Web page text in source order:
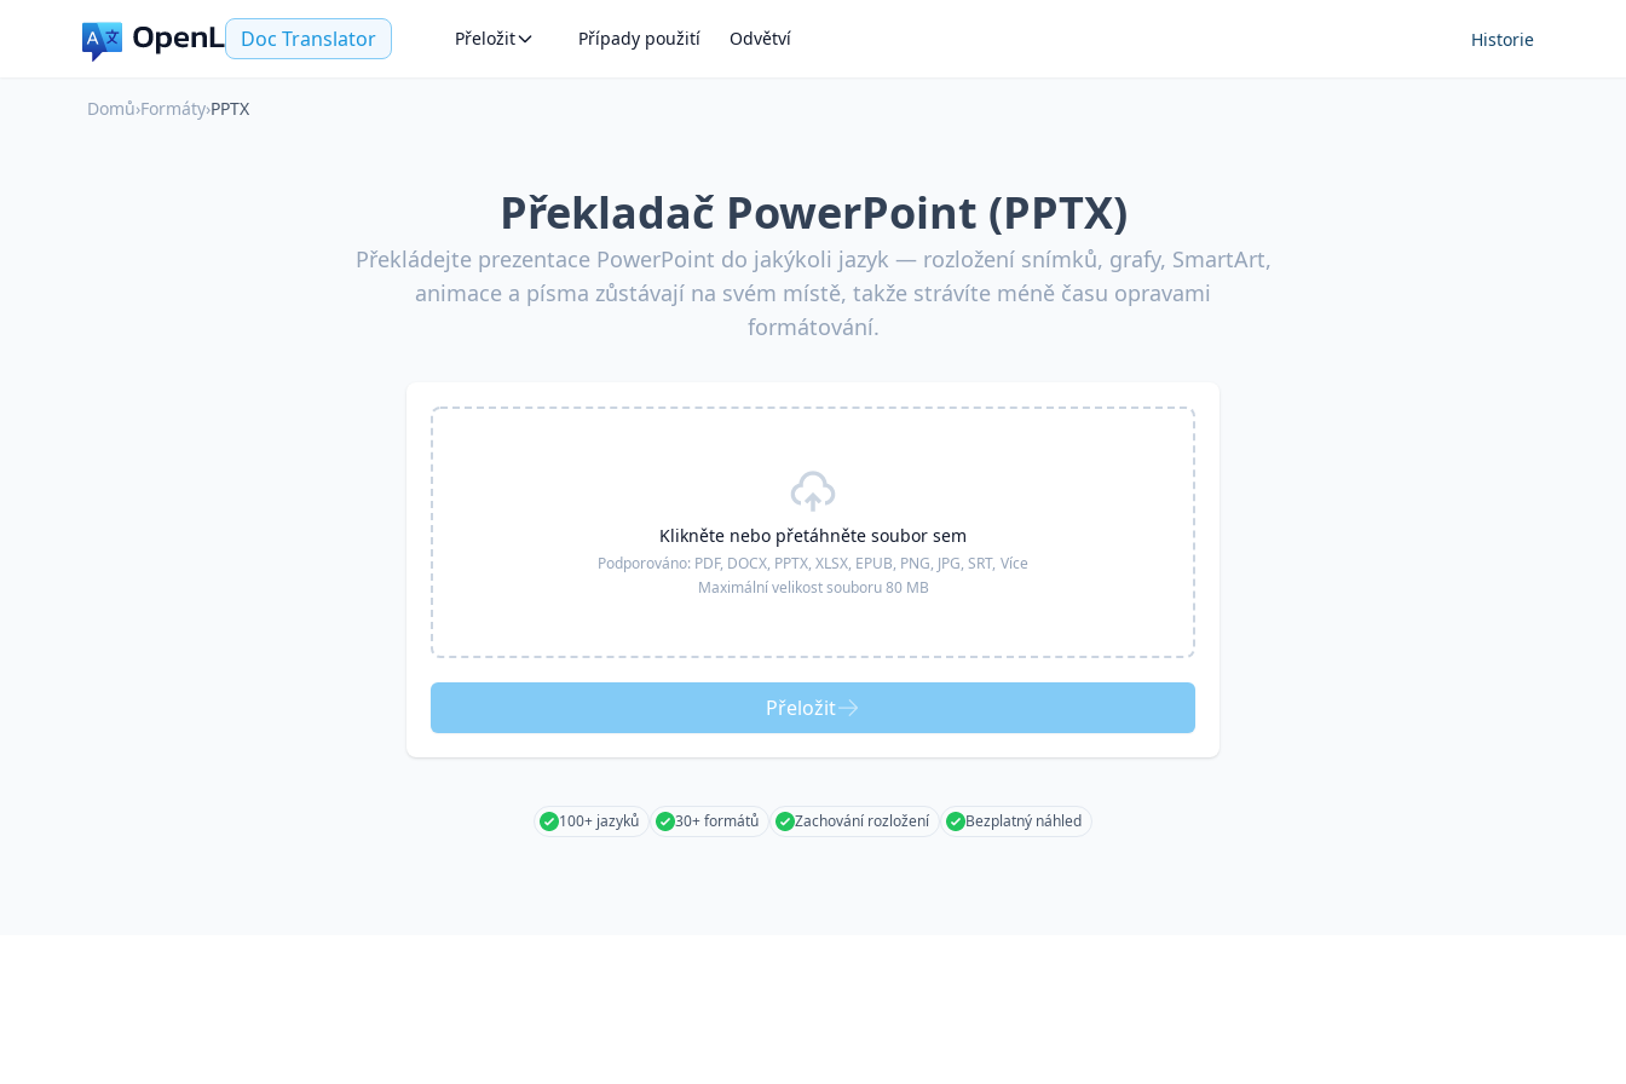
Doc Translator Přeložit Případy použití Odvětví Historie
Domů›Formáty›PPTX
Překladač PowerPoint (PPTX)
Překládejte prezentace PowerPoint do jakýkoli jazyk — rozložení snímků, grafy, SmartArt,
animace a písma zůstávají na svém místě, takže strávíte méně času opravami
formátování.
Klikněte nebo přetáhněte soubor sem
Podporováno: PDF, DOCX, PPTX, XLSX, EPUB, PNG, JPG, SRT, Více
Maximální velikost souboru 80 MB
Přeložit
100+ jazyků 30+ formátů Zachování rozložení Bezplatný náhled